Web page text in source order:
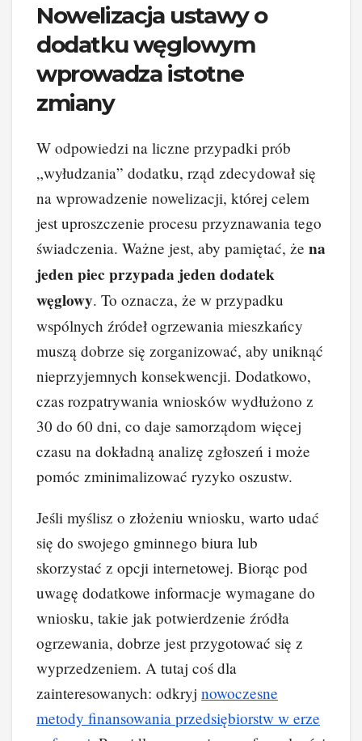
Nowelizacja ustawy o
dodatku węglowym
wprowadza istotne
zmiany
W odpowiedzi na liczne przypadki prób
„wyłudzania” dodatku, rząd zdecydował się
na wprowadzenie nowelizacji, której celem
jest uproszczenie procesu przyznawania tego
świadczenia. Ważne jest, aby pamiętać, że na
jeden piec przypada jeden dodatek
węglowy. To oznacza, że w przypadku
wspólnych źródeł ogrzewania mieszkańcy
muszą dobrze się zorganizować, aby uniknąć
nieprzyjemnych konsekwencji. Dodatkowo,
czas rozpatrywania wniosków wydłużono z
30 do 60 dni, co daje samorządom więcej
czasu na dokładną analizę zgłoszeń i może
pomóc zminimalizować ryzyko oszustw.
Jeśli myślisz o złożeniu wniosku, warto udać
się do swojego gminnego biura lub
skorzystać z opcji internetowej. Biorąc pod
uwagę dodatkowe informacje wymagane do
wniosku, takie jak potwierdzenie źródła
ogrzewania, dobrze jest przygotować się z
wyprzedzeniem. A tutaj coś dla
zainteresowanych: odkryj nowoczesne
metody finansowania przedsiębiorstw w erze